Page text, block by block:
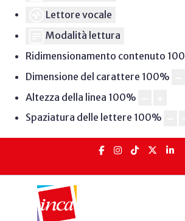
Lettore vocale
Modalità lettura
Ridimensionamento contenuto 100
Dimensione del carattere 100%
Altezza della linea 100%
Spaziatura delle lettere 100%